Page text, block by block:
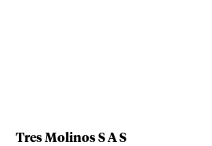
Tres Molinos S A S